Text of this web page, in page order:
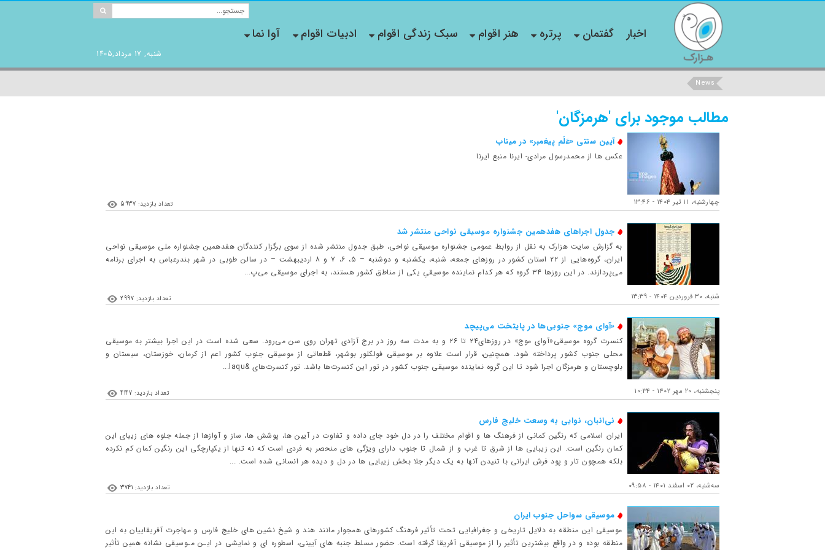
شنبه, 17 مرداد,1405
اخبار گفتمان پرتره هنر اقوام سبک زندگی اقوام ادبیات اقوام آوا نما
News
مطالب موجود برای 'هرمزگان'
آیین سنتی «عَلَم پیغمبر» در میناب
عکس ها از محمدرسول مرادی- ایرنا منبع ایرنا
چهارشنبه، ۱۱ تیر ۱۴۰۴ - ۱۳:۴۶ تعداد بازدید: 5937
جدول اجراهای هفدهمین جشنواره موسیقی نواحی منتشر شد
به گزارش سایت هزارک به نقل از روابط عمومی جشنواره موسیقی نواحی، طبق جدول منتشر شده از سوی برگزار کنندگان هفدهمین جشنواره ملی موسیقی نواحی
ایران، گروه‌هایی از ۲۲ استان کشور در روزهای جمعه، شنبه، یکشنبه و دوشنبه – ۵، ۶، ۷ و ۸ اردیبهشت – در سالن طوبی در شهر بندرعباس به اجرای برنامه
می‌پردازند. در این روزها ۳۴ گروه که هر کدام نماینده موسیقیِ یکی از مناطق کشور هستند، به اجرای موسیقی می‌پ...
شنبه، ۳۰ فروردین ۱۴۰۴ - ۱۳:۳۹ تعداد بازدید: 2997
«آوای موج» جنوبی‌ها در پایتخت می‌پیچد
کنسرت گروه موسیقی«آوای موج» در روزهای۲۴ تا ۲۶ و به مدت سه روز در برج آزادی تهران روی سن می‌رود. سعی شده است در این اجرا بیشتر به موسیقی
محلی جنوب کشور پرداخته شود. همچنین، قرار است علاوه بر موسیقی فولکلور بوشهر، قطعاتی از موسیقی جنوب کشور اعم از کرمان، خوزستان، سیستان و
بلوچستان و هرمزگان اجرا شود تا این گروه نماینده موسیقی جنوب کشور در تور این کنسرت‌ها باشد. تور کنسرت‌های &laqu...
پنجشنبه، ۲۰ مهر ۱۴۰۲ - ۱۰:۳۴ تعداد بازدید: 4147
نی‌انبان، نوایی به وسعت خلیج فارس
ایران اسلامی که رنگین کمانی از فرهنگ ها و اقوام مختلف را در دل خود جای داده و تفاوت در آیین ها، پوشش ها، ساز و آوازها از جمله جلوه های زیبای این
کمان رنگین است. این زیبایی ها از شرق تا غرب و از شمال تا جنوب دارای ویژگی های منحصر به فردی است که نه تنها از یکپارچگی این رنگین کمان کم نکرده
بلکه همچون تار و پود فرش ایرانی با تنیدن آنها به یک دیگر جلا بخش زیبایی ها در دل و دیده هر انسانی شده است. ...
ﺳﻪشنبه، ۰۲ اسفند ۱۴۰۱ - ۰۹:۵۸ تعداد بازدید: 3741
موسیقی سواحل جنوب ایران
موسیقی این منطقه به دلایل تاریخی و جغرافیایی تحت تأثیر فرهنگ کشورهای همجوار مانند هند و شیخ نشین های خلیج فارس و مهاجرت آفریقاییان به این
منطقه بوده و در واقع بیشترین تأثیر را از موسیقی آفریقا گرفته است. حضور مسلط جنبه های آیینی، اسطوره ای و نمایشی در ایـن مـوسیقی نشانه همین تأثیر